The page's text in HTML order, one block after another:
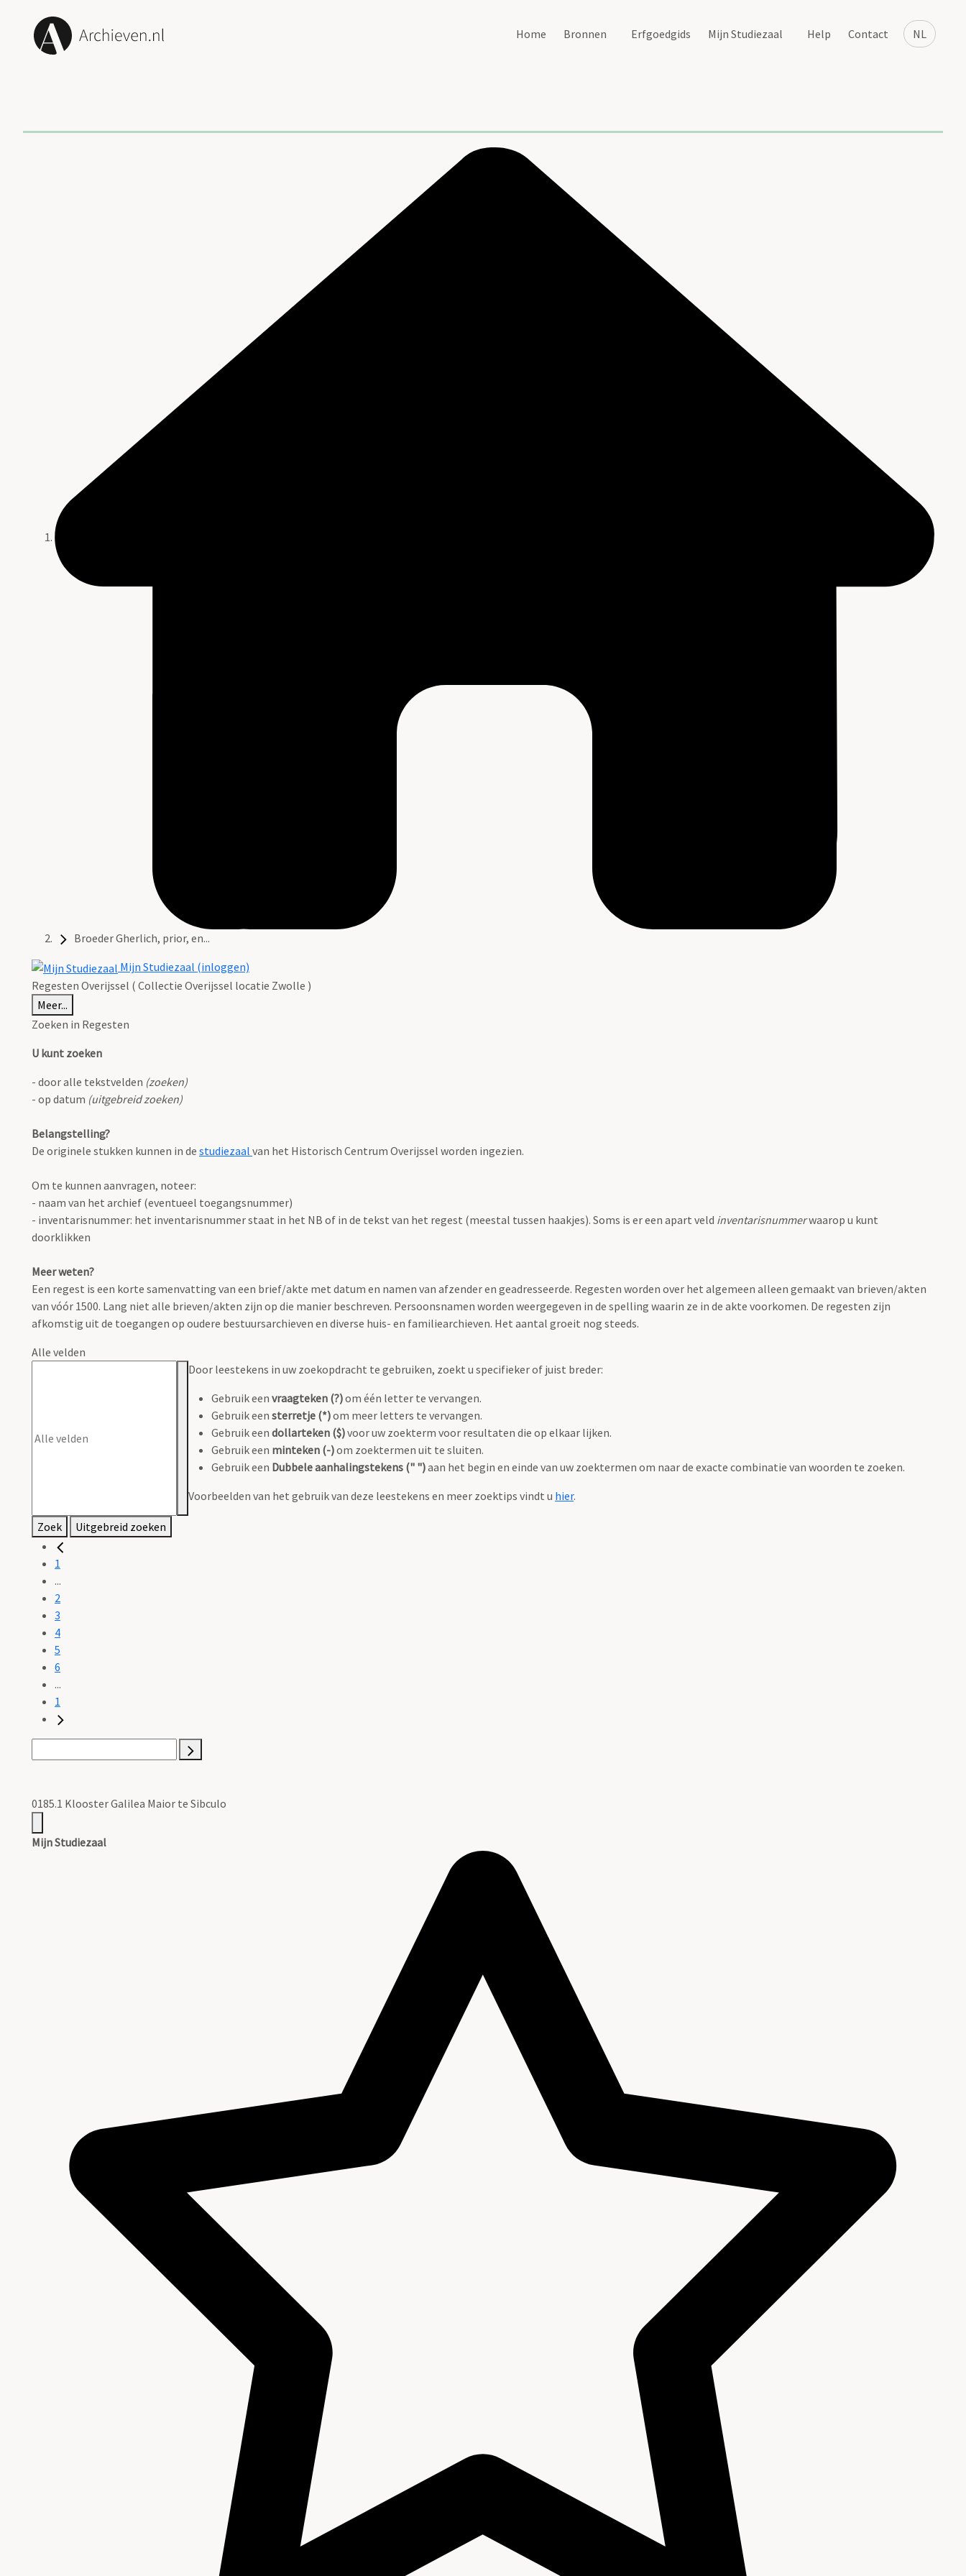
NL
Home Bronnen Erfgoedgids Mijn Studiezaal Help Contact
Broeder Gherlich, prior, en...
Mijn Studiezaal (inloggen)
Regesten Overijssel ( Collectie Overijssel locatie Zwolle )
Meer...
Zoeken in Regesten
U kunt zoeken
- door alle tekstvelden (zoeken)
- op datum (uitgebreid zoeken)
Belangstelling?
De originele stukken kunnen in de studiezaal van het Historisch Centrum Overijssel worden ingezien.
Om te kunnen aanvragen, noteer:
- naam van het archief (eventueel toegangsnummer)
- inventarisnummer: het inventarisnummer staat in het NB of in de tekst van het regest (meestal tussen haakjes). Soms is er een apart veld inventarisnummerwaarop u kunt
doorklikken
Meer weten?
Een regest is een korte samenvatting van een brief/akte met datum en namen van afzender en geadresseerde. Regesten worden over het algemeen alleen gemaakt van brieven/akten
van vóór 1500. Lang niet alle brieven/akten zijn op die manier beschreven. Persoonsnamen worden weergegeven in de spelling waarin ze in de akte voorkomen. De regesten zijn
afkomstig uit de toegangen op oudere bestuursarchieven en diverse huis- en familiearchieven. Het aantal groeit nog steeds.
Alle velden
Door leestekens in uw zoekopdracht te gebruiken, zoekt u specifieker of juist breder:
Gebruik een vraagteken (?)om één letter te vervangen.
Gebruik een sterretje (*)om meer letters te vervangen.
Gebruik een dollarteken ($)voor uw zoekterm voor resultaten die op elkaar lijken.
Gebruik een minteken (-)om zoektermen uit te sluiten.
Gebruik een Dubbele aanhalingstekens (" ")aan het begin en einde van uw zoektermen om naar de exacte combinatie van woorden te zoeken.
Voorbeelden van het gebruik van deze leestekens en meer zoektips vindt u hier.
Zoek Uitgebreid zoeken
1
...
2
3
4
5
6
...
1
0185.1 Klooster Galilea Maior te Sibculo
Mijn Studiezaal